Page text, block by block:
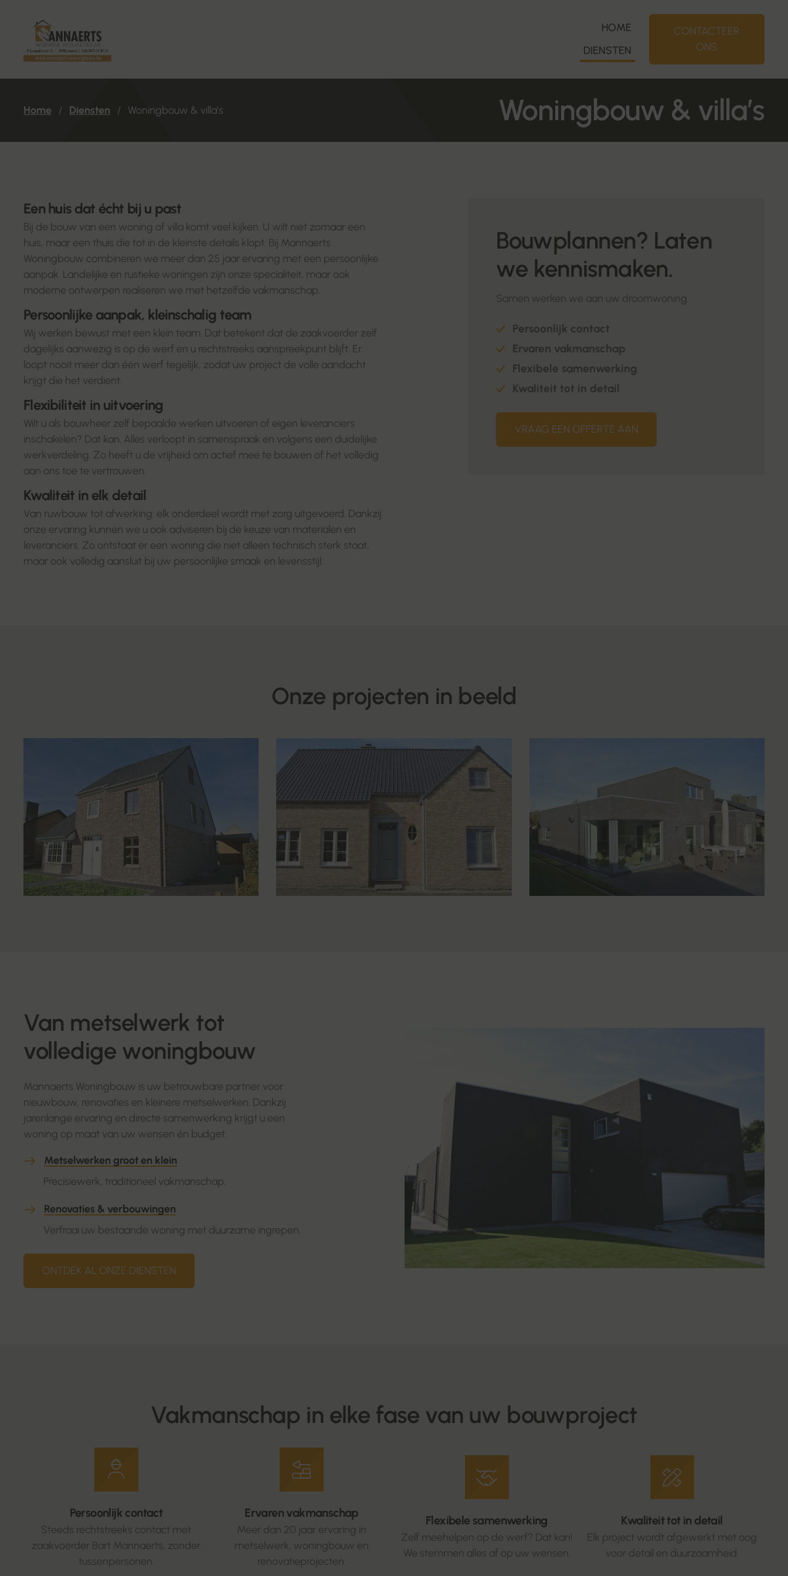
HOME
DIENSTEN
CONTACTEER
ONS
Home / Diensten / Woningbouw & villa’s Woningbouw & villa’s
Een huis dat écht bij u past
Bij de bouw van een woning of villa komt veel kijken. U wilt niet zomaar een
huis, maar een thuis die tot in de kleinste details klopt. Bij Mannaerts
Woningbouw combineren we meer dan 25 jaar ervaring met een persoonlijke
aanpak. Landelijke en rustieke woningen zijn onze specialiteit, maar ook
moderne ontwerpen realiseren we met hetzelfde vakmanschap.
Persoonlijke aanpak, kleinschalig team
Wij werken bewust met een klein team. Dat betekent dat de zaakvoerder zelf
dagelijks aanwezig is op de werf en u rechtstreeks aanspreekpunt blijft. Er
loopt nooit meer dan één werf tegelijk, zodat uw project de volle aandacht
krijgt die het verdient.
Flexibiliteit in uitvoering
Wilt u als bouwheer zelf bepaalde werken uitvoeren of eigen leveranciers
inschakelen? Dat kan. Alles verloopt in samenspraak en volgens een duidelijke
werkverdeling. Zo heeft u de vrijheid om actief mee te bouwen of het volledig
aan ons toe te vertrouwen.
Kwaliteit in elk detail
Van ruwbouw tot afwerking: elk onderdeel wordt met zorg uitgevoerd. Dankzij
onze ervaring kunnen we u ook adviseren bij de keuze van materialen en
leveranciers. Zo ontstaat er een woning die niet alleen technisch sterk staat,
maar ook volledig aansluit bij uw persoonlijke smaak en levensstijl.
Bouwplannen? Laten
we kennismaken.
Samen werken we aan uw droomwoning.
Persoonlijk contact
Ervaren vakmanschap
Flexibele samenwerking
Kwaliteit tot in detail
VRAAG EEN OFFERTE AAN
Onze projecten in beeld
Van metselwerk tot
volledige woningbouw
Mannaerts Woningbouw is uw betrouwbare partner voor
nieuwbouw, renovaties en kleinere metselwerken. Dankzij
jarenlange ervaring en directe samenwerking krijgt u een
woning op maat van uw wensen én budget.
Metselwerken groot en klein
Precisiewerk, traditioneel vakmanschap.
Renovaties & verbouwingen
Verfraai uw bestaande woning met duurzame ingrepen.
ONTDEK AL ONZE DIENSTEN
Vakmanschap in elke fase van uw bouwproject
Persoonlijk contact
Steeds rechtstreeks contact met
zaakvoerder Bart Mannaerts, zonder
tussenpersonen.
Ervaren vakmanschap
Meer dan 20 jaar ervaring in
metselwerk, woningbouw en
renovatieprojecten.
Flexibele samenwerking
Zelf meehelpen op de werf? Dat kan!
We stemmen alles af op uw wensen.
Kwaliteit tot in detail
Elk project wordt afgewerkt met oog
voor detail en duurzaamheid.